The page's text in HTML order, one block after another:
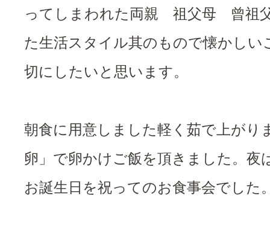
ってしまわれた両親 祖父母 曾祖
た生活スタイル其のもので懐かしい
切にしたいと思います。
朝食に用意しました軽く茹で上がり
卵」で卵かけご飯を頂きました。夜
お誕生日を祝ってのお食事会でした